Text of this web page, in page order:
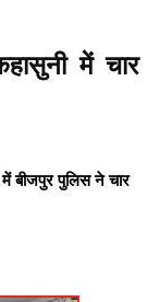
में चार
बीजपुर पुलिस ने चार